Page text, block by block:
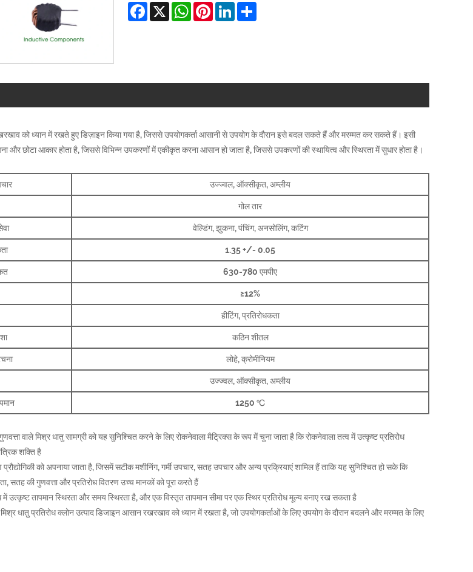
Facebook
X WhatsApp
Pinterest
LinkedIn
Share
को ध्यान में रखते हुए डिज़ाइन किया गया है, जिससे उपयोगकर्ता आसानी से उपयोग के दौरान इसे बदल सकते हैं और मरम्मत कर सकते हैं। इसी
और छोटा आकार होता है, जिससे विभिन्न उपकरणों में एकीकृत करना आसान हो जाता है, जिससे उपकरणों की स्थायित्व और स्थिरता में सुधार होता है।
उज्ज्वल, ऑक्सीकृत, अम्लीय
गोल तार
वेल्डिंग, झुकना, पंचिंग, अनसोलिंग, कटिंग
1.35 +/- 0.05
630-780 एमपीए
≥12%
हीटिंग, प्रतिरोधकता
कठिन शीतल
लोहे, क्रोमीनियम
उज्ज्वल, ऑक्सीकृत, अम्लीय
1250 ℃
वाले मिश्र धातु सामग्री को यह सुनिश्चित करने के लिए रोकनेवाला मैट्रिक्स के रूप में चुना जाता है कि रोकनेवाला तत्व में उत्कृष्ट प्रतिरोध
शक्ति है
प्रौद्योगिकी को अपनाया जाता है, जिसमें सटीक मशीनिंग, गर्मी उपचार, सतह उपचार और अन्य प्रक्रियाएं शामिल हैं ताकि यह सुनिश्चित हो सके कि
सतह की गुणवत्ता और प्रतिरोध वितरण उच्च मानकों को पूरा करते हैं
में उत्कृष्ट तापमान स्थिरता और समय स्थिरता है, और एक विस्तृत तापमान सीमा पर एक स्थिर प्रतिरोध मूल्य बनाए रख सकता है
मिश्र धातु प्रतिरोध क्लोन उत्पाद डिजाइन आसान रखरखाव को ध्यान में रखता है, जो उपयोगकर्ताओं के लिए उपयोग के दौरान बदलने और मरम्मत के लिए